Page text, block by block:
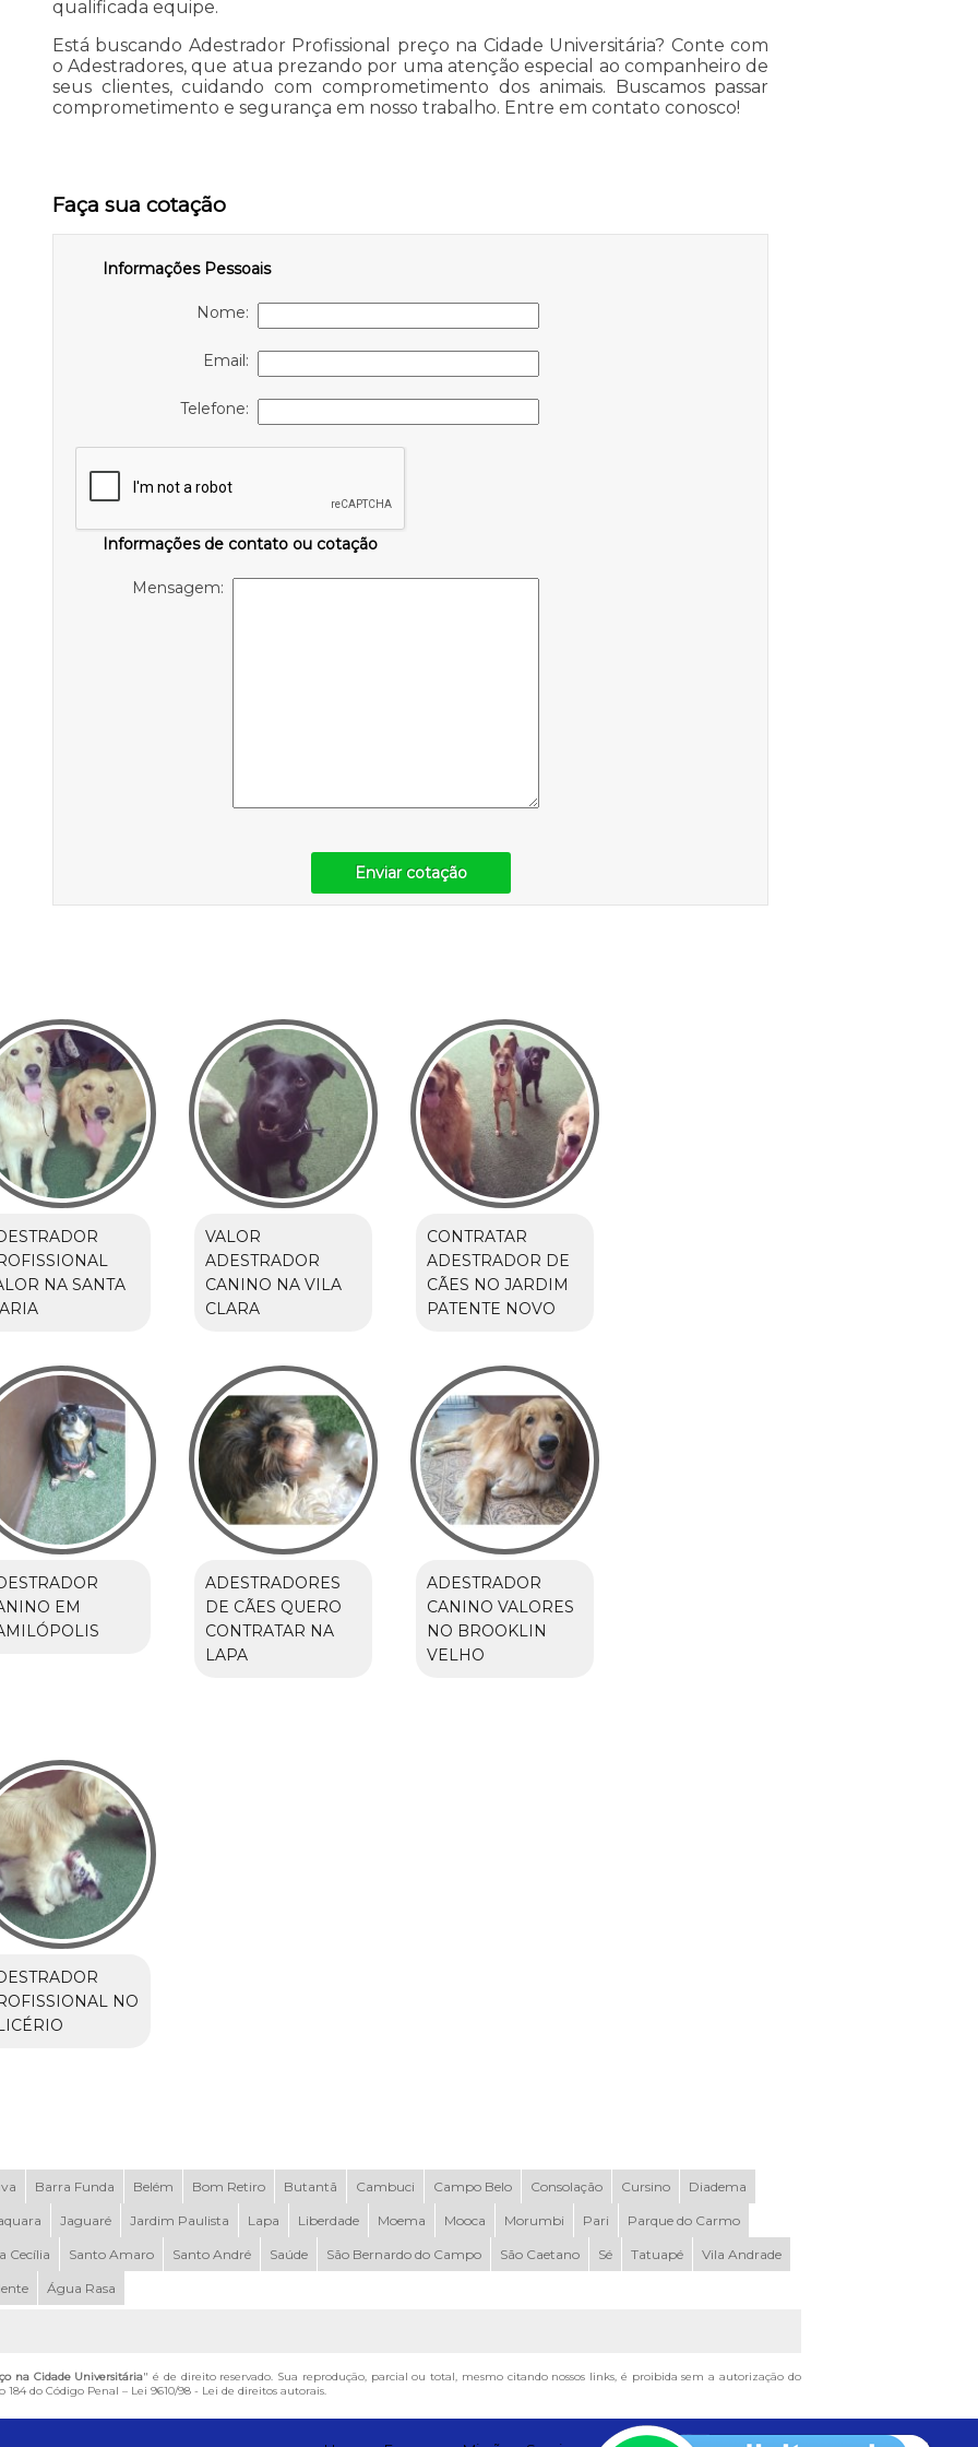
qualificada equipe.
Está buscando Adestrador Profissional preço na Cidade Universitária? Conte com
o Adestradores, que atua prezando por uma atenção especial ao companheiro de
seus clientes, cuidando com comprometimento dos animais. Buscamos passar
comprometimento e segurança em nosso trabalho. Entre em contato conosco!
Faça sua cotação
Informações Pessoais
Nome:
Email:
Telefone:
Informações de contato ou cotação
Mensagem:
Enviar cotação
NA SANTA
VALOR
ADESTRADOR
CANINO NA VILA
CLARA
CONTRATAR
ADESTRADOR DE
CÃES NO JARDIM
PATENTE NOVO
EM
ADESTRADORES
DE CÃES QUERO
CONTRATAR NA
LAPA
ADESTRADOR
CANINO VALORES
NO BROOKLIN
VELHO
NO
Barra Funda Belém Bom Retiro Butantã Cambuci Campo Belo Consolação Cursino Diadema
Jaguaré Jardim Paulista Lapa Liberdade Moema Mooca Morumbi Pari Parque do Carmo
Cecília Santo Amaro Santo André Saúde São Bernardo do Campo São Caetano Sé Tatuapé Vila Andrade
Água Rasa
na Cidade Universitária" é de direito reservado. Sua reprodução, parcial ou total, mesmo citando nossos links, é proibida sem a autorização do
do Código Penal – Lei 9610/98 - Lei de direitos autorais.